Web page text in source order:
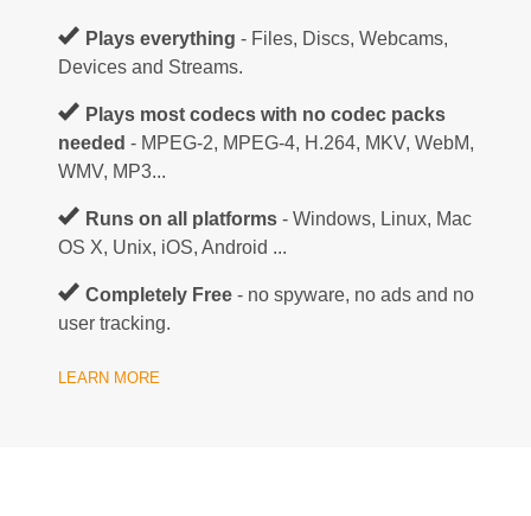
Plays everything - Files, Discs, Webcams,
Devices and Streams.
Plays most codecs with no codec packs
needed - MPEG-2, MPEG-4, H.264, MKV, WebM,
WMV, MP3...
Runs on all platforms - Windows, Linux, Mac
OS X, Unix, iOS, Android ...
Completely Free - no spyware, no ads and no
user tracking.
LEARN MORE